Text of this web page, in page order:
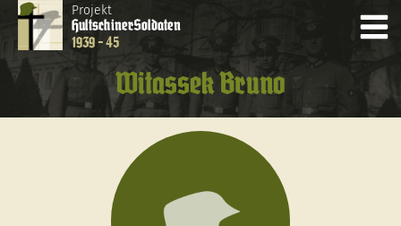
Projekt
HultschinerSoldaten
1939 - 45
Witassek Bruno